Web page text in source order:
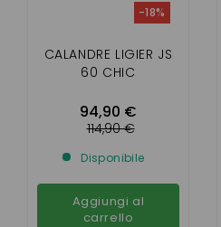
CALANDRE LIGIER JS
60 CHIC
94,90 €
-18%
114,90 €
Disponibile
Aggiungi al
carrello